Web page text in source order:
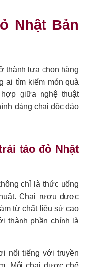
Nhật Bản
thành lựa chọn hàng
ai tìm kiếm món quà
giữa nghệ thuật
dáng chai độc đáo
táo đỏ Nhật
chỉ là thức uống
Chai rượu được
từ chất liệu sứ cao
thành phần chính là
nổi tiếng với truyền